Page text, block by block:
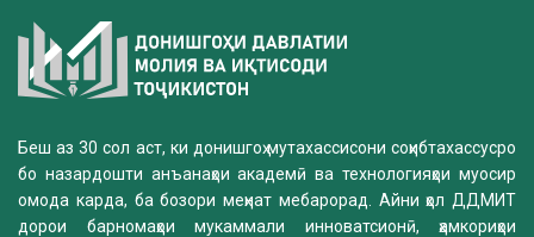
Беш аз 30 сол аст, ки донишгоҳ мутахассисони соҳибтахассусро
бо назардошти анъанаҳои академӣ ва технологияҳои муосир
омода карда, ба бозори меҳнат мебарорад. Айни ҳол ДДМИТ
дорои барномаҳои мукаммали инноватсионӣ, ҳамкориҳои